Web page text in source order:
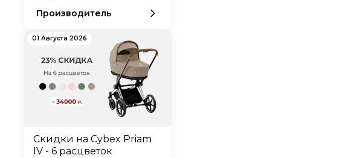
Производитель
01 Августа 2026
Скидки на Cybex Priam
IV - 6 расцветок